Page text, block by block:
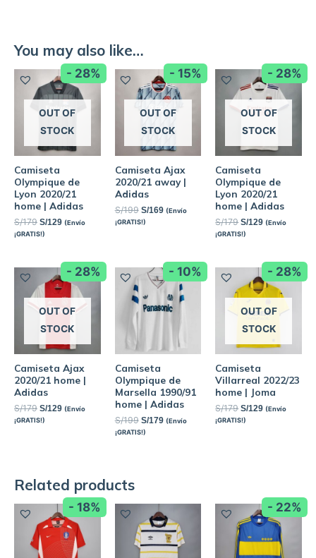
You may also like…
- 28%
OUT OF
STOCK
Camiseta
Olympique de
Lyon 2020/21
home | Adidas
S/179 S/129 (Envío
¡GRATIS!)
- 15%
OUT OF
STOCK
Camiseta Ajax
2020/21 away |
Adidas
S/199 S/169 (Envío
¡GRATIS!)
- 28%
OUT OF
STOCK
Camiseta
Olympique de
Lyon 2020/21
home | Adidas
S/179 S/129 (Envío
¡GRATIS!)
- 28%
OUT OF
STOCK
Camiseta Ajax
2020/21 home |
Adidas
S/179 S/129 (Envío
¡GRATIS!)
- 10%
Camiseta
Olympique de
Marsella 1990/91
home | Adidas
S/199 S/179 (Envío
¡GRATIS!)
- 28%
OUT OF
STOCK
Camiseta
Villarreal 2022/23
home | Joma
S/179 S/129 (Envío
¡GRATIS!)
Related products
- 18% - 22%